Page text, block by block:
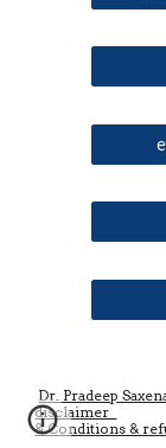
Dr. Pradeep
disclaimer
& Conditions &